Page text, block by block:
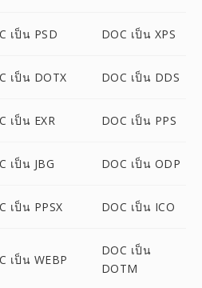
เป็น PSD DOC เป็น XPS
เป็น DOTX DOC เป็น DDS
เป็น EXR DOC เป็น PPS
เป็น JBG DOC เป็น ODP
เป็น PPSX DOC เป็น ICO
เป็น WEBP
DOC เป็น
DOTM